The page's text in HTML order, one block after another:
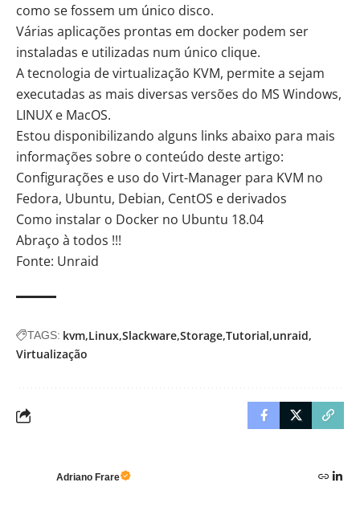
como se fossem um único disco.
Várias aplicações prontas em docker podem ser
instaladas e utilizadas num único clique.
A tecnologia de virtualização KVM, permite a sejam
executadas as mais diversas versões do MS Windows,
LINUX e MacOS.
Estou disponibilizando alguns links abaixo para mais
informações sobre o conteúdo deste artigo:
Configurações e uso do Virt-Manager para KVM no
Fedora, Ubuntu, Debian, CentOS e derivados
Como instalar o Docker no Ubuntu 18.04
Abraço à todos !!!
Fonte: Unraid
TAGS: kvm Linux Slackware Storage Tutorial unraid
Virtualização
Adriano Frare